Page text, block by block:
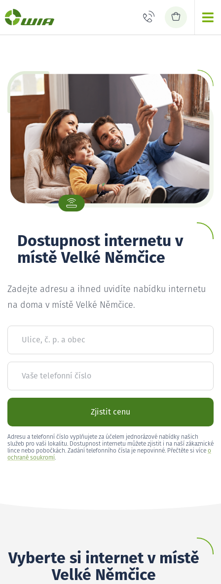
Dostupnost internetu v
místě Velké Němčice
Zadejte adresu a ihned uvidíte nabídku internetu
na doma v místě Velké Němčice.
Ulice, č. p. a obec
Vaše telefonní číslo
Zjistit cenu
Adresu a telefonní číslo vyplňujete za účelem jednorázové nabídky našich
služeb pro vaši lokalitu. Dostupnost internetu můžete zjistit i na naší zákaznické
lince nebo pobočkách. Zadání telefonního čísla je nepovinné. Přečtěte si více o
ochraně soukromí.
Vyberte si internet v místě
Velké Němčice